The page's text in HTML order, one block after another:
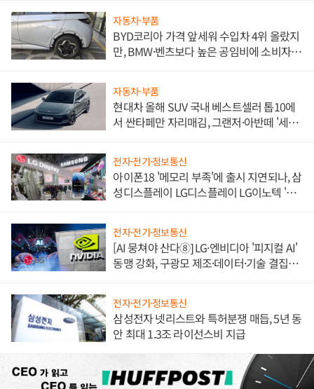
자동차·부품
BYD코리아 가격 앞세워 수입차 4위 올랐지
만, BMW·벤츠보다 높은 공임비에 소비자
자동차·부품
현대차 올해 SUV 국내 베스트셀러 톱10에
서 싼타페만 자리매김, 그랜저·아반떼 '세단
전자·전기·정보통신
아이폰18 '메모리 부족'에 출시 지연되나, 삼
성디스플레이 LG디스플레이 LG이노텍 '탈
전자·전기·정보통신
[AI 뭉쳐야 산다⑧] LG·엔비디아 '피지컬 AI'
동맹 강화, 구광모 제조·데이터·기술 결집
전자·전기·정보통신
삼성전자 넷리스트와 특허분쟁 매듭, 5년 동
안 최대 1.3조 라이선스비 지급